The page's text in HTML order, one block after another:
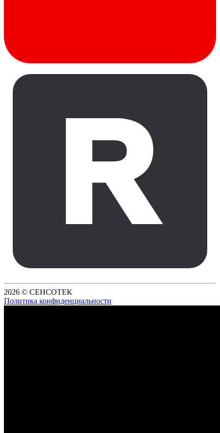
2026 © СЕНСОТЕК
Политика конфиденциальности